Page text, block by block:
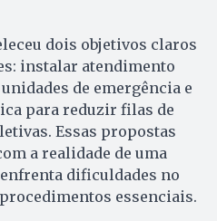
dois objetivos claros
instalar atendimento
de emergência e
para reduzir filas de
Essas propostas
a realidade de uma
dificuldades no
essenciais.